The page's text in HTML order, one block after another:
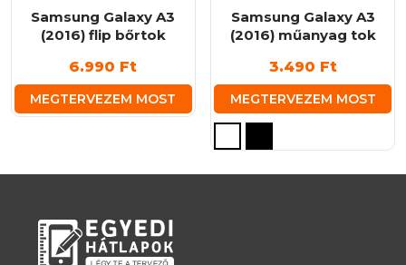
Samsung Galaxy A3
(2016) flip bőrtok
6.990 Ft
MEGTERVEZEM MOST
Samsung Galaxy A3
(2016) műanyag tok
3.490 Ft
MEGTERVEZEM MOST
Ennek
a